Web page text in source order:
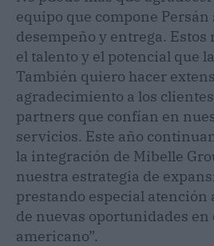
equipo que compone
desempeño y entrega.
el talento y el potencial que
También quiero hacer
agradecimiento a los
partners que confían en
servicios. Este año
la integración de Mibelle
nuestra estrategia de
prestando especial
de nuevas oportunidades
americano”.